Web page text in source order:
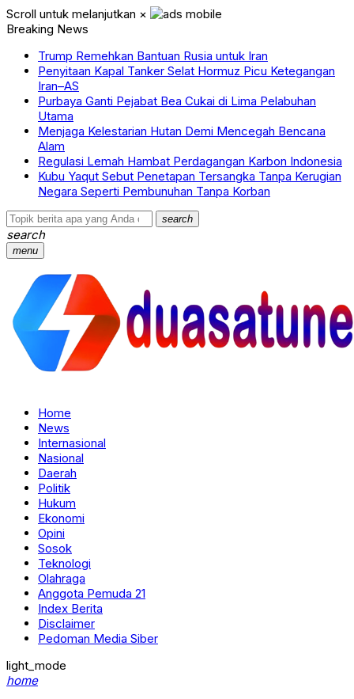
Scroll untuk melanjutkan ×
Breaking News
Trump Remehkan Bantuan Rusia untuk Iran
Penyitaan Kapal Tanker Selat Hormuz Picu Ketegangan
Iran–AS
Purbaya Ganti Pejabat Bea Cukai di Lima Pelabuhan
Utama
Menjaga Kelestarian Hutan Demi Mencegah Bencana
Alam
Regulasi Lemah Hambat Perdagangan Karbon Indonesia
Kubu Yaqut Sebut Penetapan Tersangka Tanpa Kerugian
Negara Seperti Pembunuhan Tanpa Korban
search
search
menu
Home
News
Internasional
Nasional
Daerah
Politik
Hukum
Ekonomi
Opini
Sosok
Teknologi
Olahraga
Anggota Pemuda 21
Index Berita
Disclaimer
Pedoman Media Siber
light_mode
home